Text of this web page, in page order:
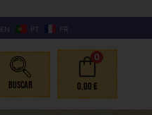
EN PT FR
Buscar
0
0,00€